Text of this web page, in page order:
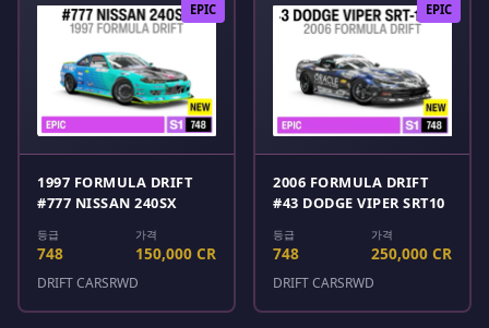
EPIC
1997 FORMULA DRIFT
#777 NISSAN 240SX
등급
748
가격
150,000 CR
DRIFT CARSRWD
EPIC
2006 FORMULA DRIFT
#43 DODGE VIPER SRT10
등급
748
가격
250,000 CR
DRIFT CARSRWD